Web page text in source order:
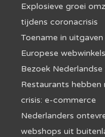
Explosieve groei
tijdens coronacrisis
Toename in
Europese webwinkels
Bezoek
Restaurants hebben
crisis: e-commerce
Nederlanders
webshops uit